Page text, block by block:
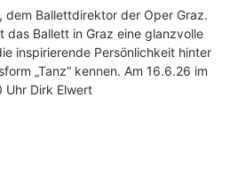
dem Ballettdirektor der Oper Graz.
das Ballett in Graz eine glanzvolle
inspirierende Persönlichkeit hinter
„Tanz“ kennen. Am 16.6.26 im
Uhr Dirk Elwert